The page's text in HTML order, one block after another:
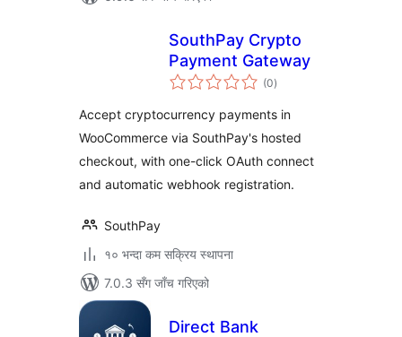
SouthPay Crypto
Payment Gateway
(0कुल
रेटिङ्गहरू
)
Accept cryptocurrency payments in
WooCommerce via SouthPay's hosted
checkout, with one-click OAuth connect
and automatic webhook registration.
SouthPay
१० भन्दा कम सक्रिय स्थापना
7.0.3 सँग जाँच गरिएको
Direct Bank